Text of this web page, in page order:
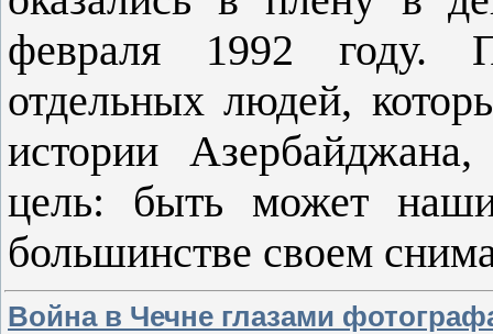
февраля 1992 году.
отдельных людей,
истории
цель: быть может
большинстве своем
Война в Чечне глазами